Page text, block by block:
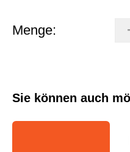
Menge:
Sie können auch